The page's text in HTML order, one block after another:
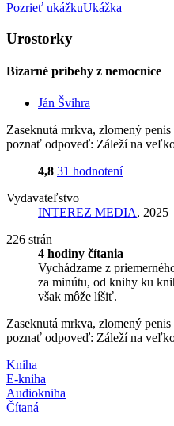
Pozrieť ukážkuUkážka
Urostorky
Bizarné príbehy z nemocnice
Ján Švihra
Zaseknutá mrkva, zlomený
poznať odpoveď: Záleží na
4,8 31 hodnotení
Vydavateľstvo
INTEREZ MEDIA, 2025
226 strán
4 hodiny čítania
Vychádzame z
za minútu, od knihy ku
však môže líšiť.
Zaseknutá mrkva, zlomený
poznať odpoveď: Záleží na
Kniha
E-kniha
Audiokniha
Čítaná